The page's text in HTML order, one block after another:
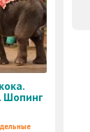
Шопинг